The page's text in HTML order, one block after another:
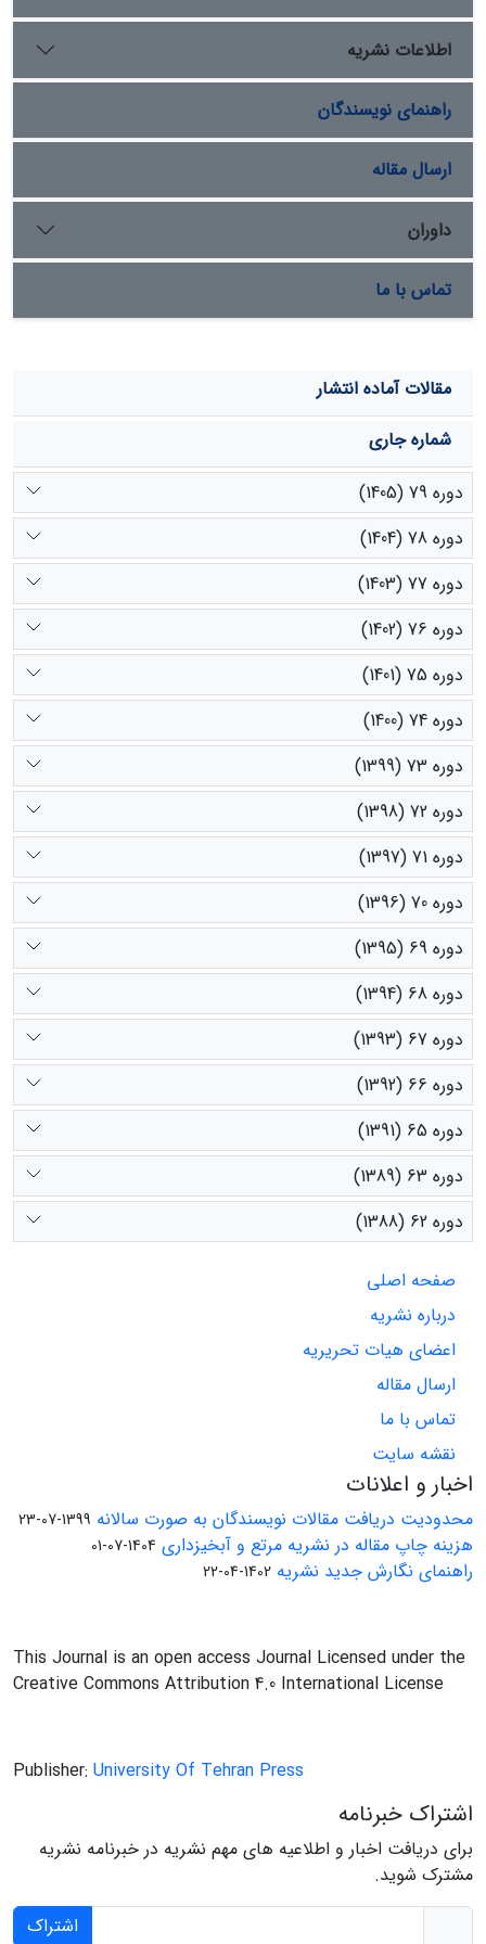
سانتی‏متری، نسبت به روش رگرسیون خطی چندگانه، افزایش
داده است. پس از این مدل، الگوریتم ژنتیک و شبکه‌های
عصبی مصنوعی، نسبت به معادلات رگرسیونی، کارآیی بهتری
داشت.
اطلاعات نشریه
راهنمای نویسندگان
ارسال مقاله
داوران
تماس با ما
مقالات آماده انتشار
شماره جاری
دوره 79 (1405)
دوره 78 (1404)
دوره 77 (1403)
دوره 76 (1402)
دوره 75 (1401)
دوره 74 (1400)
دوره 73 (1399)
دوره 72 (1398)
دوره 71 (1397)
دوره 70 (1396)
دوره 69 (1395)
دوره 68 (1394)
دوره 67 (1393)
دوره 66 (1392)
دوره 65 (1391)
دوره 63 (1389)
دوره 62 (1388)
صفحه اصلی
درباره نشریه
اعضای هیات تحریریه
ارسال مقاله
تماس با ما
نقشه سایت
اخبار و اعلانات
محدودیت دریافت مقالات نویسندگان به صورت سالانه 1399-07-23
هزینه چاپ مقاله در نشریه مرتع و آبخیزداری 1404-07-01
راهنمای نگارش جدید نشریه 1402-04-22
This Journal is an open access Journal Licensed under the
Creative Commons Attribution 4.0 International License
Publisher: University Of Tehran Press
اشتراک خبرنامه
برای دریافت اخبار و اطلاعیه های مهم نشریه در خبرنامه نشریه
مشترک شوید.
اشتراک